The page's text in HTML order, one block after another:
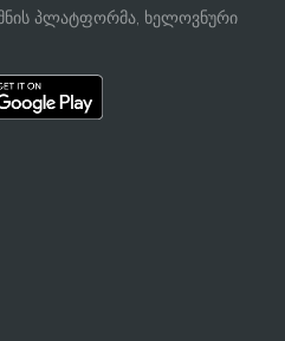
პლატფორმა, ხელოვნური